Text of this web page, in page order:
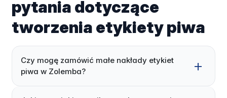
pytania dotyczące
tworzenia etykiety piwa
Czy mogę zamówić małe nakłady etykiet
piwa w Zolemba?